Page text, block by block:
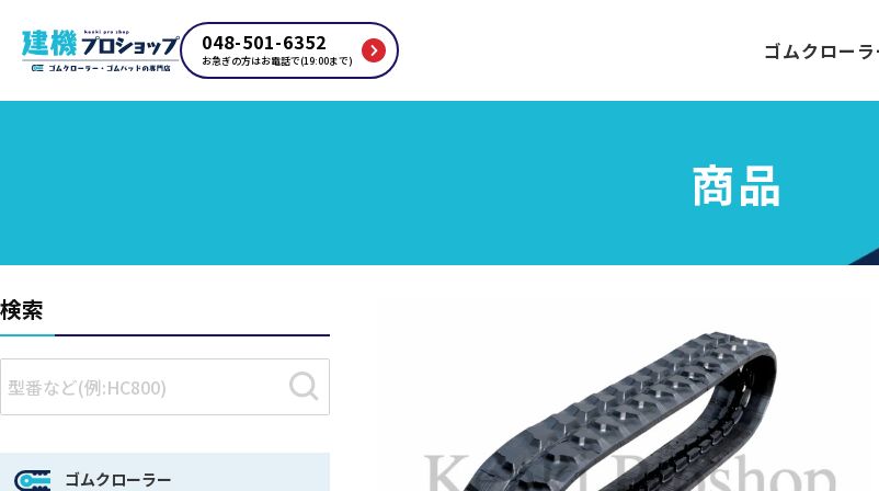
048-501-6352
お急ぎの方はお電話で(19:00まで) ゴムクローラ
商品
検索
ゴムクローラー